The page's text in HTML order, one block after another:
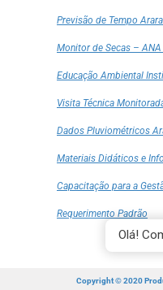
Previsão de Tempo
Monitor de Secas – ANA
Educação Ambiental
Visita Técnica
Dados Pluviométricos
Materiais Didáticos e
Capacitação para a
Requerimento Padrão
Copyright © 2020
Olá!